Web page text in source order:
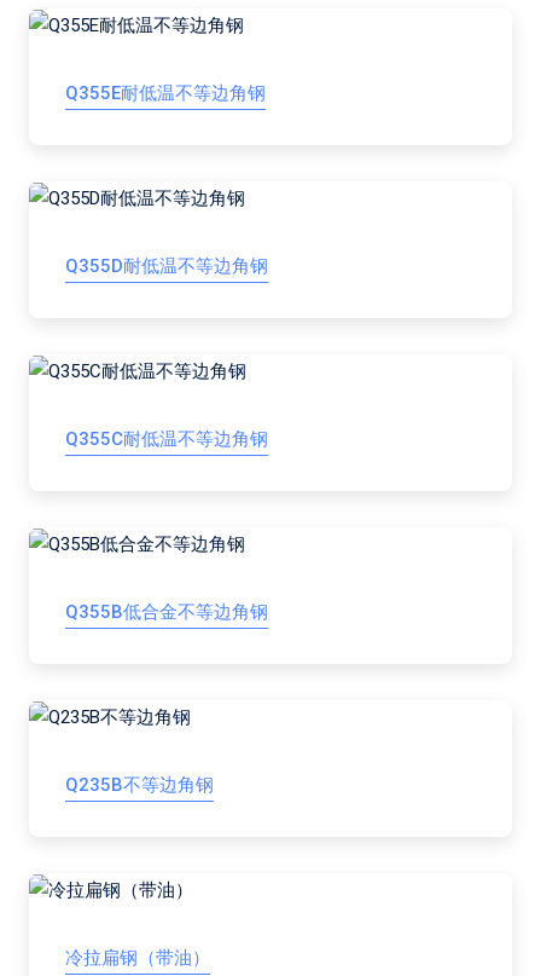
Q355E耐低温不等边角钢
Q355D耐低温不等边角钢
Q355C耐低温不等边角钢
Q355B低合金不等边角钢
Q235B不等边角钢
冷拉扁钢（带油）